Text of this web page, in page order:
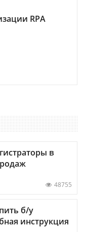
RPA
в
48755
б/у
инструкция